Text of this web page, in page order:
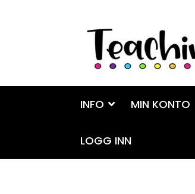
Hopp
navigasjon
Hopp
innhold
INFO MIN KONTO
LOGG INN